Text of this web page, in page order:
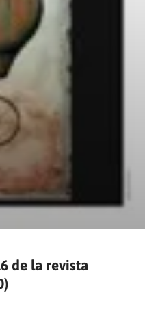
de la revista